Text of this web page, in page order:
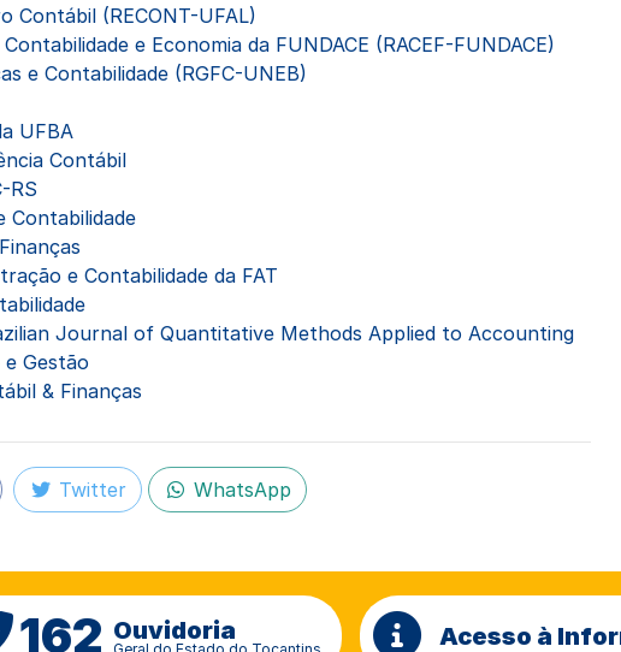
Contábil (RECONT-UFAL)
e Economia da FUNDACE (RACEF-FUNDACE)
e Contabilidade (RGFC-UNEB)
UFBA
Contábil
RS
Contabilidade
e Contabilidade da FAT
Journal of Quantitative Methods Applied to Accounting
Gestão
& Finanças
Twitter WhatsApp
162 Ouvidoria
Geral do Estado do Tocantins Acesso à